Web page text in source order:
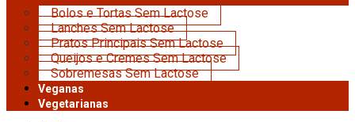
Bolos e Tortas Sem Lactose
Lanches Sem Lactose
Pratos Principais Sem Lactose
Queijos e Cremes Sem Lactose
Sobremesas Sem Lactose
Veganas
Vegetarianas